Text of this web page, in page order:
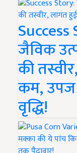
जैविक
की
कम, उपज
वृद्धि!